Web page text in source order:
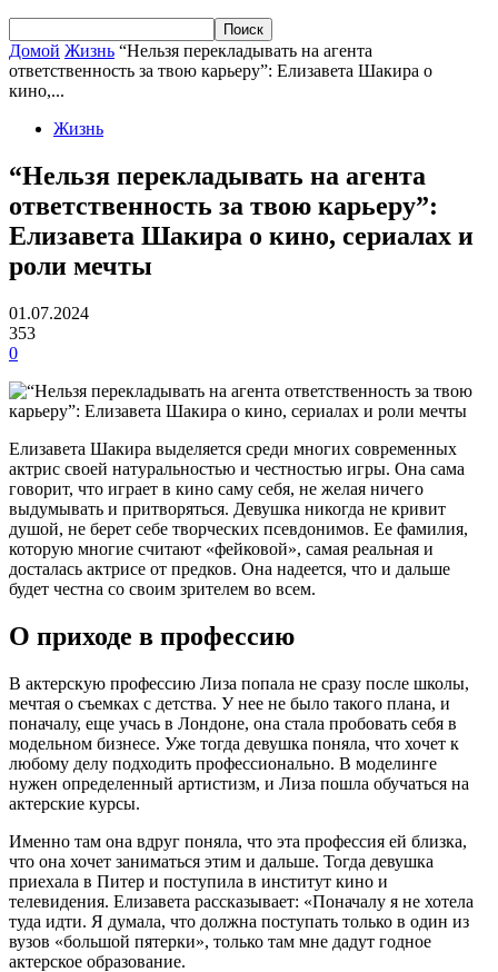
Домой Жизнь “Нельзя перекладывать на агента
ответственность за твою карьеру”: Елизавета Шакира о
кино,...
Жизнь
“Нельзя перекладывать на агента
ответственность за твою карьеру”:
Елизавета Шакира о кино, сериалах и
роли мечты
01.07.2024
353
0
Елизавета Шакира выделяется среди многих современных
актрис своей натуральностью и честностью игры. Она сама
говорит, что играет в кино саму себя, не желая ничего
выдумывать и притворяться. Девушка никогда не кривит
душой, не берет себе творческих псевдонимов. Ее фамилия,
которую многие считают «фейковой», самая реальная и
досталась актрисе от предков. Она надеется, что и дальше
будет честна со своим зрителем во всем.
О приходе в профессию
В актерскую профессию Лиза попала не сразу после школы,
мечтая о съемках с детства. У нее не было такого плана, и
поначалу, еще учась в Лондоне, она стала пробовать себя в
модельном бизнесе. Уже тогда девушка поняла, что хочет к
любому делу подходить профессионально. В моделинге
нужен определенный артистизм, и Лиза пошла обучаться на
актерские курсы.
Именно там она вдруг поняла, что эта профессия ей близка,
что она хочет заниматься этим и дальше. Тогда девушка
приехала в Питер и поступила в институт кино и
телевидения. Елизавета рассказывает: «Поначалу я не хотела
туда идти. Я думала, что должна поступать только в один из
вузов «большой пятерки», только там мне дадут годное
актерское образование.